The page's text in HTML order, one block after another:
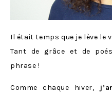
Il était temps que je lève le
Tant de grâce et de
phrase !
Comme chaque hiver,